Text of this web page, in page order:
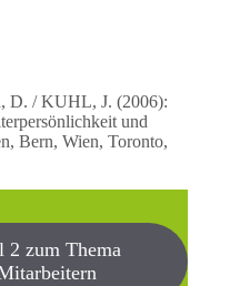
D. / KUHL, J. (2006):
und
Bern, Wien, Toronto,
2 zum Thema